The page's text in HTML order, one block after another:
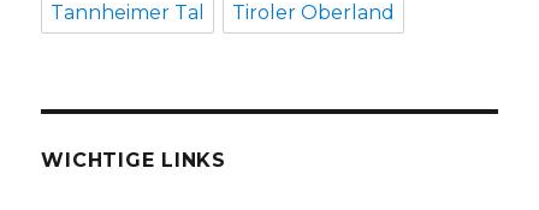
Tannheimer Tal Tiroler Oberland
WICHTIGE LINKS